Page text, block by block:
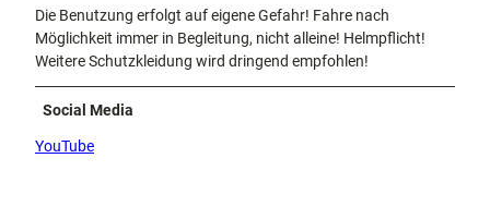
Die Benutzung erfolgt auf eigene Gefahr! Fahre nach
Möglichkeit immer in Begleitung, nicht alleine! Helmpflicht!
Weitere Schutzkleidung wird dringend empfohlen!
Social Media
YouTube